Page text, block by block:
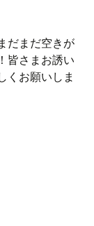
だまだ空きが
皆さまお誘い
くお願いしま